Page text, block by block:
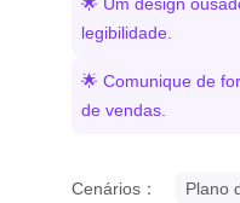
legibilidade.
🌟 Comunique de
de vendas.
Cenários： Plano